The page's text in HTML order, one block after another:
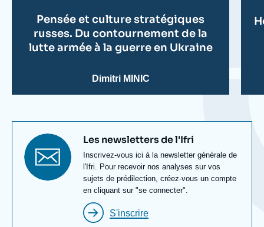
Pensée et culture stratégiques
russes. Du contournement de la
lutte armée à la guerre en Ukraine
Dimitri MINIC
Titre
newsletter
Les newsletters de l'Ifri
Texte
Newsletter
Inscrivez-vous ici à la newsletter générale de
l'Ifri. Pour recevoir nos analyses sur vos
sujets de prédilection, créez-vous un compte
en cliquant sur "se connecter".
S'inscrire